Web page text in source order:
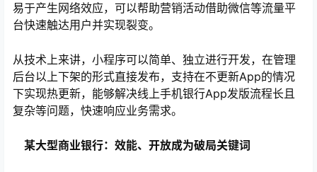
易于产生网络效应，可以帮助营销活动借助微信等流量平
台快速触达用户并实现裂变。
从技术上来讲，小程序可以简单、独立进行开发，在管理
后台以上下架的形式直接发布，支持在不更新App的情况
下实现热更新，能够解决线上手机银行App发版流程长且
复杂等问题，快速响应业务需求。
某大型商业银行：效能、开放成为破局关键词